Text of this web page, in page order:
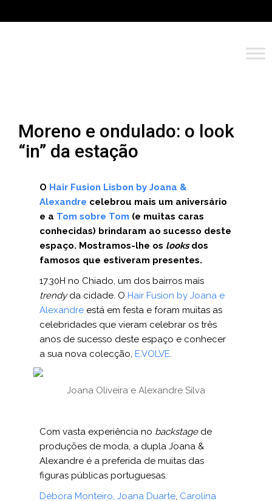
Moreno e ondulado: o look
“in” da estação
O Hair Fusion Lisbon by Joana &
Alexandre celebrou mais um aniversário
e a Tom sobre Tom (e muitas caras
conhecidas) brindaram ao sucesso deste
espaço. Mostramos-lhe os looksdos
famosos que estiveram presentes.
17.30H no Chiado, um dos bairros mais
trendyda cidade. O Hair Fusion by Joana e
Alexandre está em festa e foram muitas as
celebridades que vieram celebrar os três
anos de sucesso deste espaço e conhecer
a sua nova colecção, E.VOLVE.
Joana Oliveira e Alexandre Silva
Com vasta experiência no backstagede
produções de moda, a dupla Joana &
Alexandre é a preferida de muitas das
figuras públicas portuguesas.
Débora Monteiro, Joana Duarte, Carolina